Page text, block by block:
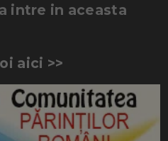
intre in aceasta
aici >>